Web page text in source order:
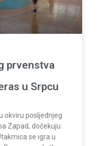
prvenstva
u Srpcu
okviru posljednjeg
Zapad, dočekuju
se igra u